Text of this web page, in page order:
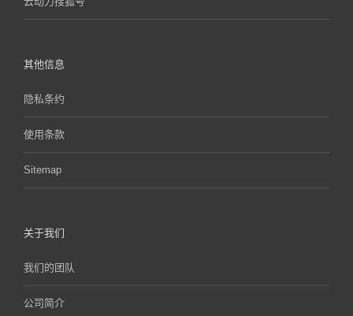
其他信息
隐私条约
使用条款
Sitemap
关于我们
我们的团队
公司简介